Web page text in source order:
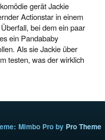
gerät Jackie
Actionstar in einem
bei dem ein paar
ein Pandababy
Als sie Jackie über
testen, was der wirklich
Mimbo Pro by Pro Theme